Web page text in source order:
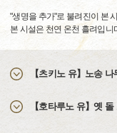
"생명을 추가"로 불려진이 본
본 시설은 천연 온천 흘려입니
【츠키노 유】노송
【호타루노 유】옛